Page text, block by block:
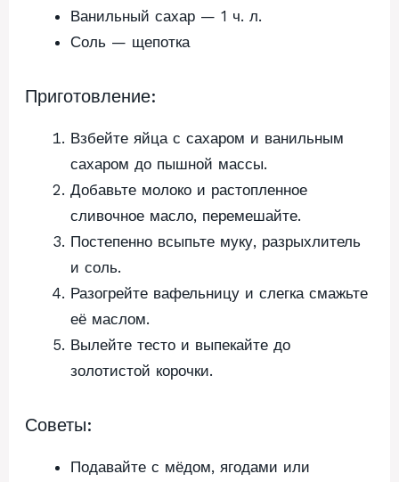
Ванильный сахар — 1 ч. л.
Соль — щепотка
Приготовление:
Взбейте яйца с сахаром и ванильным
сахаром до пышной массы.
Добавьте молоко и растопленное
сливочное масло, перемешайте.
Постепенно всыпьте муку, разрыхлитель
и соль.
Разогрейте вафельницу и слегка смажьте
её маслом.
Вылейте тесто и выпекайте до
золотистой корочки.
Советы:
Подавайте с мёдом, ягодами или